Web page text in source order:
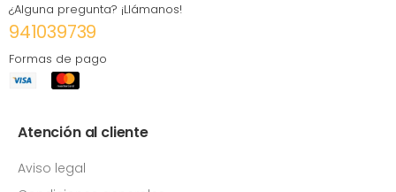
¿Alguna pregunta? ¡Llámanos!
941039739
Formas de pago
Atención al cliente
Aviso legal